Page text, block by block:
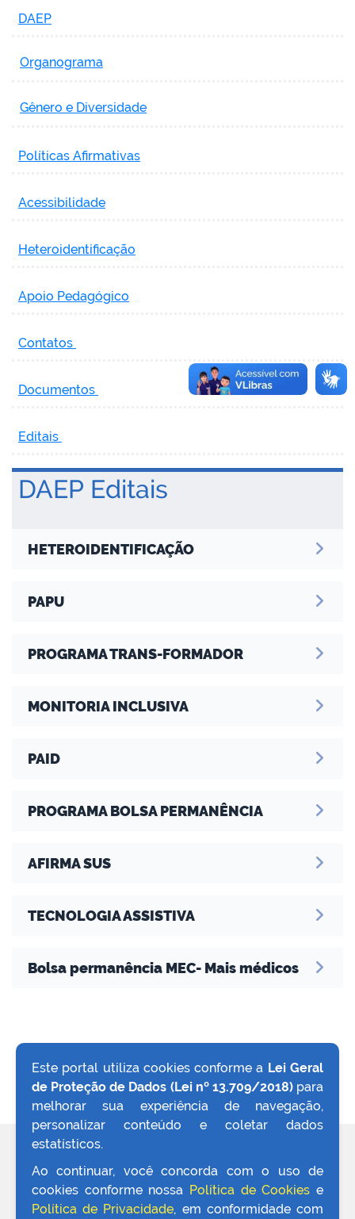
portal
DAEP
Organograma
Gênero e Diversidade
Políticas Afirmativas
Acessibilidade
Heteroidentificação
Apoio Pedagógico
Contatos
Documentos
Editais
DAEP Editais
HETEROIDENTIFICAÇÃO
PAPU
PROGRAMA TRANS-FORMADOR
MONITORIA INCLUSIVA
PAID
PROGRAMA BOLSA PERMANÊNCIA
AFIRMA SUS
TECNOLOGIA ASSISTIVA
Bolsa permanência MEC- Mais médicos
VOLTAR AO TOPO
Este portal utiliza cookies conforme a Lei Geral
de Proteção de Dados (Lei nº 13.709/2018)para
melhorar sua experiência de navegação,
personalizar conteúdo e coletar dados
estatísticos.
Ao continuar, você concorda com o uso de
cookies conforme nossa Política de Cookies e
Política de Privacidade, em conformidade com